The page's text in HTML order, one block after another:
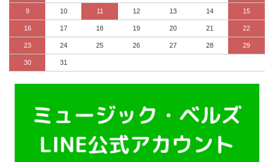
9 10 11 12 13 14 15
16 17 18 19 20 21 22
23 24 25 26 27 28 29
30 31